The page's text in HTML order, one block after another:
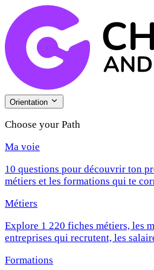
Orientation
Choose your Path
Ma voie
10 questions pour découvrir ton
métiers et les formations qui te
Métiers
Explore 1 220 fiches métiers, les
entreprises qui recrutent, les
Formations